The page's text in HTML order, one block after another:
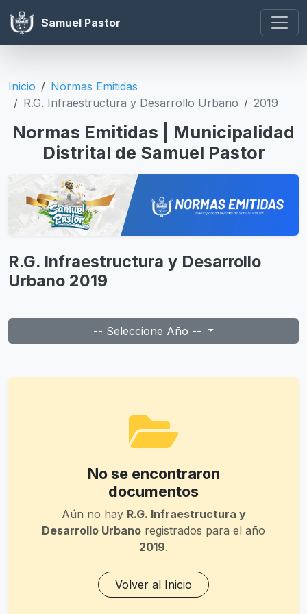
Samuel Pastor
Inicio
Normas Emitidas
R.G. Infraestructura y Desarrollo Urbano
2019
Normas Emitidas | Municipalidad
Distrital de Samuel Pastor
R.G. Infraestructura y Desarrollo
Urbano 2019
-- Seleccione Año --
No se encontraron
documentos
Aún no hay R.G. Infraestructura y
Desarrollo Urbano registrados para el año
2019.
Volver al Inicio